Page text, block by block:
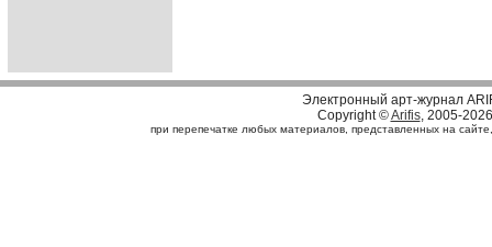
Электронный арт-журнал
Copyright ©Arifis, 2005-2026
при перепечатке любых материалов, представленных на